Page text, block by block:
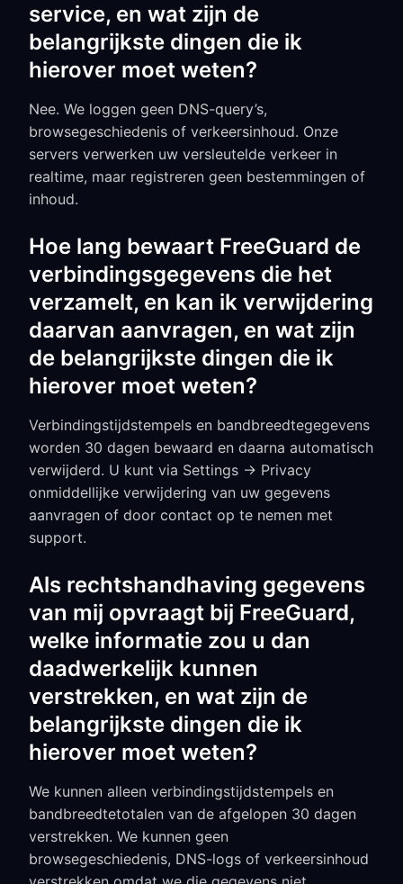
service, en wat zijn de
belangrijkste dingen die ik
hierover moet weten?
Nee. We loggen geen DNS-query’s,
browsegeschiedenis of verkeersinhoud. Onze
servers verwerken uw versleutelde verkeer in
realtime, maar registreren geen bestemmingen of
inhoud.
Hoe lang bewaart FreeGuard de
verbindingsgegevens die het
verzamelt, en kan ik verwijdering
daarvan aanvragen, en wat zijn
de belangrijkste dingen die ik
hierover moet weten?
Verbindingstijdstempels en bandbreedtegegevens
worden 30 dagen bewaard en daarna automatisch
verwijderd. U kunt via Settings → Privacy
onmiddellijke verwijdering van uw gegevens
aanvragen of door contact op te nemen met
support.
Als rechtshandhaving gegevens
van mij opvraagt bij FreeGuard,
welke informatie zou u dan
daadwerkelijk kunnen
verstrekken, en wat zijn de
belangrijkste dingen die ik
hierover moet weten?
We kunnen alleen verbindingstijdstempels en
bandbreedtetotalen van de afgelopen 30 dagen
verstrekken. We kunnen geen
browsegeschiedenis, DNS-logs of verkeersinhoud